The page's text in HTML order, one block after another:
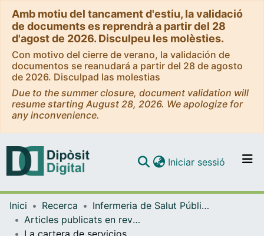
Amb motiu del tancament d'estiu, la validació
de documents es reprendrà a partir del 28
d'agost de 2026. Disculpeu les molèsties.
Con motivo del cierre de verano, la validación de
documentos se reanudará a partir del 28 de agosto
de 2026. Disculpad las molestias
Due to the summer closure, document validation will
resume starting August 28, 2026. We apologize for
any inconvenience.
Navega per tot el DD
Iniciar sessió (current)
Inici Recerca
Infermeria de Salut Pública, Salut Mental i Maternoinfantil
Articles publicats en revistes (Infermeria de Salut Pública, Salut mental i Maternoinfantil)
La cartera de servicios del PAM en Cataluña